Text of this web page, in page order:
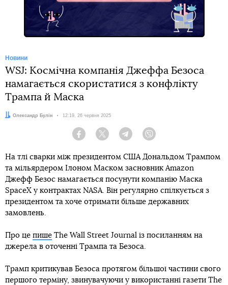
Новини
WSJ: Космічна компанія Джеффа Безоса
намагається скористатися з конфлікту
Трампа й Маска
Автор:
Олександр Булін Дата:
12:19, 26 червня 2025
Facebook Twitter Telegram
На тлі сварки між президентом США Дональдом Трампом
та мільярдером Ілоном Маском засновник Amazon
Джефф Безос намагається посунути компанію Маска
SpaceX у контрактах NASA. Він регулярно спілкується з
президентом та хоче отримати більше державних
замовлень.
Про це пише The Wall Street Journal із посиланням на
джерела в оточенні Трампа та Безоса.
Трамп критикував Безоса протягом більшої частини свого
першого терміну, звинувачуючи у використанні газети The